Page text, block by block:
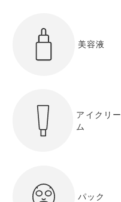
美容液
アイクリー
ム
パック